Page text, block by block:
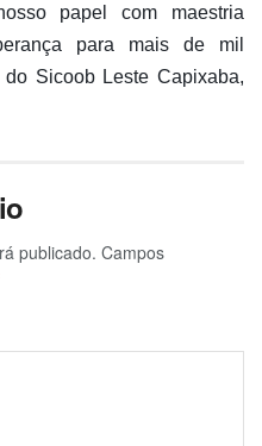
papel com maestria
para mais de mil
Sicoob Leste Capixaba,
publicado. Campos